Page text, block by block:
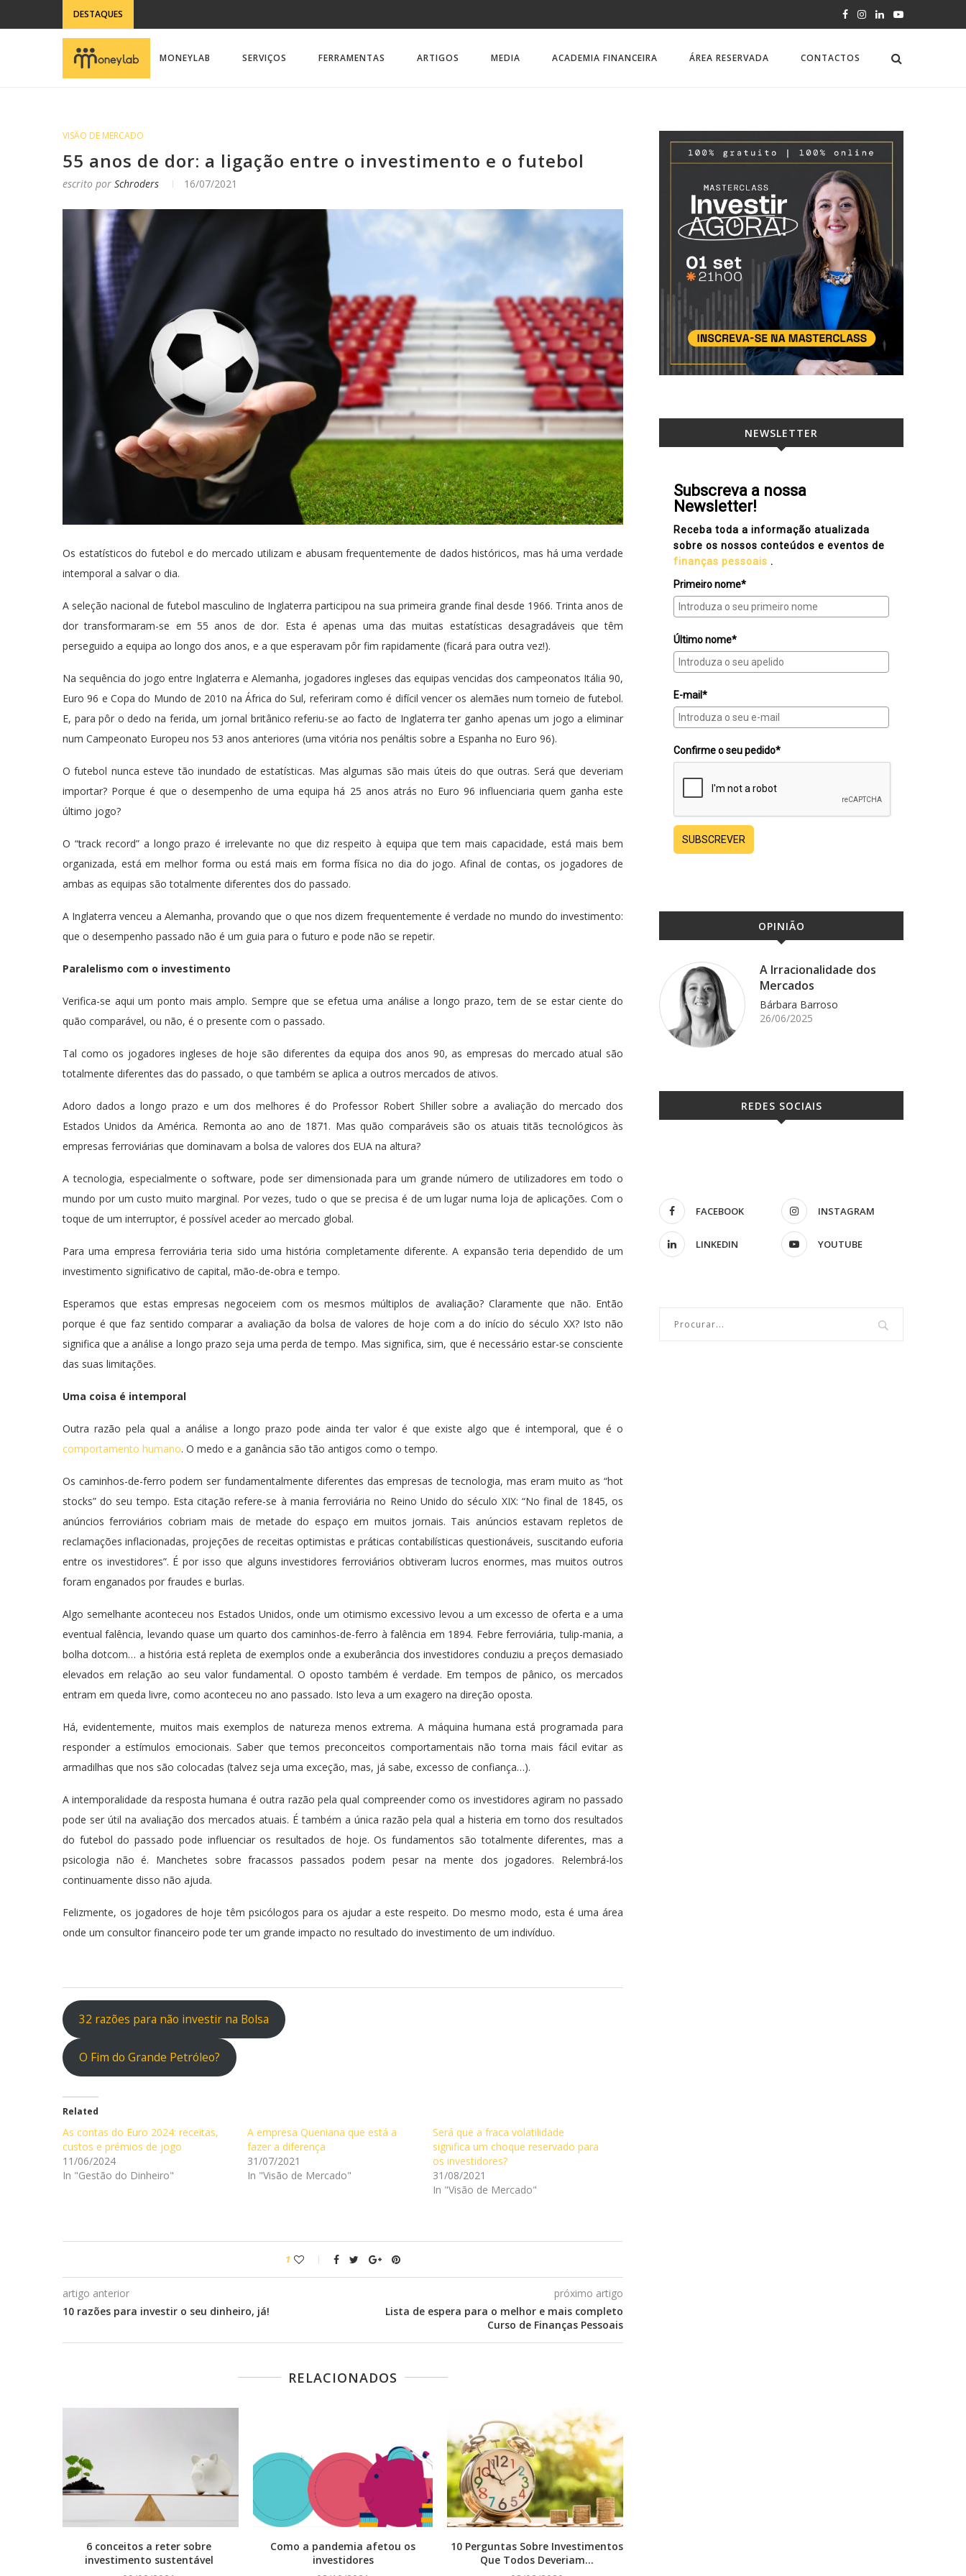
DESTAQUES
MONEYLAB SERVIÇOS FERRAMENTAS ARTIGOS MEDIA ACADEMIA FINANCEIRA ÁREA RESERVADA CONTACTOS
VISÃO DE MERCADO
55 anos de dor: a ligação entre o investimento e o futebol
escrito por Schroders 16/07/2021
Os estatísticos do futebol e do mercado utilizam e abusam frequentemente de dados históricos, mas há uma verdade
intemporal a salvar o dia.
A seleção nacional de futebol masculino de Inglaterra participou na sua primeira grande final desde 1966. Trinta anos de
dor transformaram-se em 55 anos de dor. Esta é apenas uma das muitas estatísticas desagradáveis que têm
perseguido a equipa ao longo dos anos, e a que esperavam pôr fim rapidamente (ficará para outra vez!).
Na sequência do jogo entre Inglaterra e Alemanha, jogadores ingleses das equipas vencidas dos campeonatos Itália 90,
Euro 96 e Copa do Mundo de 2010 na África do Sul, referiram como é difícil vencer os alemães num torneio de futebol.
E, para pôr o dedo na ferida, um jornal britânico referiu-se ao facto de Inglaterra ter ganho apenas um jogo a eliminar
num Campeonato Europeu nos 53 anos anteriores (uma vitória nos penáltis sobre a Espanha no Euro 96).
O futebol nunca esteve tão inundado de estatísticas. Mas algumas são mais úteis do que outras. Será que deveriam
importar? Porque é que o desempenho de uma equipa há 25 anos atrás no Euro 96 influenciaria quem ganha este
último jogo?
O “track record” a longo prazo é irrelevante no que diz respeito à equipa que tem mais capacidade, está mais bem
organizada, está em melhor forma ou está mais em forma física no dia do jogo. Afinal de contas, os jogadores de
ambas as equipas são totalmente diferentes dos do passado.
A Inglaterra venceu a Alemanha, provando que o que nos dizem frequentemente é verdade no mundo do investimento:
que o desempenho passado não é um guia para o futuro e pode não se repetir.
Paralelismo com o investimento
Verifica-se aqui um ponto mais amplo. Sempre que se efetua uma análise a longo prazo, tem de se estar ciente do
quão comparável, ou não, é o presente com o passado.
Tal como os jogadores ingleses de hoje são diferentes da equipa dos anos 90, as empresas do mercado atual são
totalmente diferentes das do passado, o que também se aplica a outros mercados de ativos.
Adoro dados a longo prazo e um dos melhores é do Professor Robert Shiller sobre a avaliação do mercado dos
Estados Unidos da América. Remonta ao ano de 1871. Mas quão comparáveis são os atuais titãs tecnológicos às
empresas ferroviárias que dominavam a bolsa de valores dos EUA na altura?
A tecnologia, especialmente o software, pode ser dimensionada para um grande número de utilizadores em todo o
mundo por um custo muito marginal. Por vezes, tudo o que se precisa é de um lugar numa loja de aplicações. Com o
toque de um interruptor, é possível aceder ao mercado global.
Para uma empresa ferroviária teria sido uma história completamente diferente. A expansão teria dependido de um
investimento significativo de capital, mão-de-obra e tempo.
Esperamos que estas empresas negoceiem com os mesmos múltiplos de avaliação? Claramente que não. Então
porque é que faz sentido comparar a avaliação da bolsa de valores de hoje com a do início do século XX? Isto não
significa que a análise a longo prazo seja uma perda de tempo. Mas significa, sim, que é necessário estar-se consciente
das suas limitações.
Uma coisa é intemporal
Outra razão pela qual a análise a longo prazo pode ainda ter valor é que existe algo que é intemporal, que é o
comportamento humano. O medo e a ganância são tão antigos como o tempo.
Os caminhos-de-ferro podem ser fundamentalmente diferentes das empresas de tecnologia, mas eram muito as “hot
stocks” do seu tempo. Esta citação refere-se à mania ferroviária no Reino Unido do século XIX: “No final de 1845, os
anúncios ferroviários cobriam mais de metade do espaço em muitos jornais. Tais anúncios estavam repletos de
reclamações inflacionadas, projeções de receitas optimistas e práticas contabilísticas questionáveis, suscitando euforia
entre os investidores”. É por isso que alguns investidores ferroviários obtiveram lucros enormes, mas muitos outros
foram enganados por fraudes e burlas.
Algo semelhante aconteceu nos Estados Unidos, onde um otimismo excessivo levou a um excesso de oferta e a uma
eventual falência, levando quase um quarto dos caminhos-de-ferro à falência em 1894. Febre ferroviária, tulip-mania, a
bolha dotcom… a história está repleta de exemplos onde a exuberância dos investidores conduziu a preços demasiado
elevados em relação ao seu valor fundamental. O oposto também é verdade. Em tempos de pânico, os mercados
entram em queda livre, como aconteceu no ano passado. Isto leva a um exagero na direção oposta.
Há, evidentemente, muitos mais exemplos de natureza menos extrema. A máquina humana está programada para
responder a estímulos emocionais. Saber que temos preconceitos comportamentais não torna mais fácil evitar as
armadilhas que nos são colocadas (talvez seja uma exceção, mas, já sabe, excesso de confiança…).
A intemporalidade da resposta humana é outra razão pela qual compreender como os investidores agiram no passado
pode ser útil na avaliação dos mercados atuais. É também a única razão pela qual a histeria em torno dos resultados
do futebol do passado pode influenciar os resultados de hoje. Os fundamentos são totalmente diferentes, mas a
psicologia não é. Manchetes sobre fracassos passados podem pesar na mente dos jogadores. Relembrá-los
continuamente disso não ajuda.
Felizmente, os jogadores de hoje têm psicólogos para os ajudar a este respeito. Do mesmo modo, esta é uma área
onde um consultor financeiro pode ter um grande impacto no resultado do investimento de um indivíduo.
32 razões para não investir na Bolsa
O Fim do Grande Petróleo?
Related
As contas do Euro 2024: receitas,
custos e prémios de jogo
11/06/2024
In "Gestão do Dinheiro"
A empresa Queniana que está a
fazer a diferença
31/07/2021
In "Visão de Mercado"
Será que a fraca volatilidade
significa um choque reservado para
os investidores?
31/08/2021
In "Visão de Mercado"
1
artigo anterior
10 razões para investir o seu dinheiro, já!
próximo artigo
Lista de espera para o melhor e mais completo
Curso de Finanças Pessoais
RELACIONADOS
6 conceitos a reter sobre
investimento sustentável
Como a pandemia afetou os
investidores
10 Perguntas Sobre Investimentos
Que Todos Deveriam...
NEWSLETTER
Subscreva a nossa
Newsletter!
Receba toda a informação atualizada
sobre os nossos conteúdos e eventos de
finanças pessoais .
Primeiro nome*
Último nome*
E-mail*
Confirme o seu pedido*
SUBSCREVER
OPINIÃO
A Irracionalidade dos
Mercados
Bárbara Barroso
26/06/2025
REDES SOCIAIS
FACEBOOK INSTAGRAM
LINKEDIN YOUTUBE